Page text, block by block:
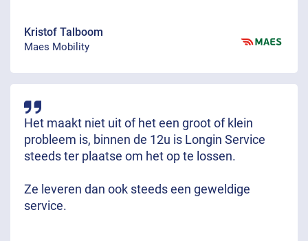
Kristof Talboom
Maes Mobility
Het maakt niet uit of het een groot of klein
probleem is, binnen de 12u is Longin Service
steeds ter plaatse om het op te lossen.
Ze leveren dan ook steeds een geweldige
service.